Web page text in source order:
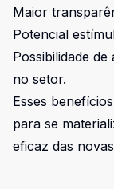
Maior
Potencial
Possibilidade
no setor.
Esses
para se
eficaz das